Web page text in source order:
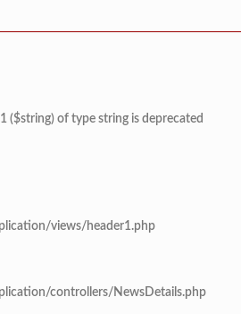
($string) of type string is deprecated
views/header1.php
controllers/NewsDetails.php